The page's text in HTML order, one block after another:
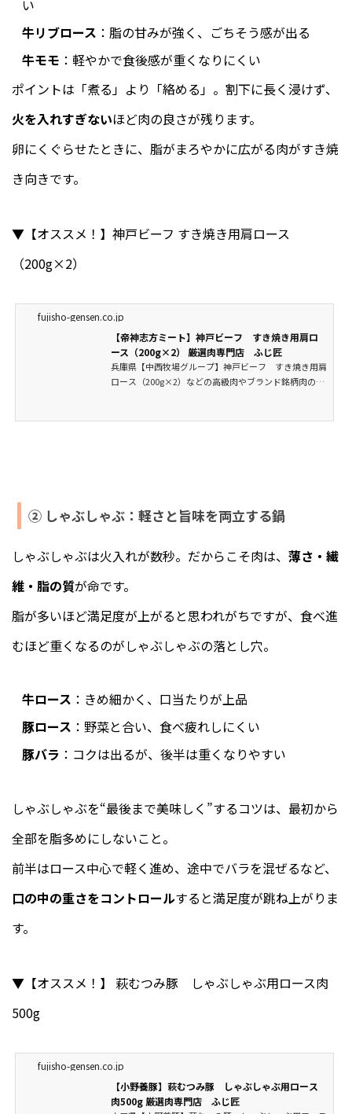
い
牛リブロース ：脂の甘みが強く、ごちそう感が出る
牛モモ ：軽やかで食後感が重くなりにくい
ポイントは「煮る」より「絡める」。割下に長く浸けず、
火を入れすぎないほど肉の良さが残ります。
卵にくぐらせたときに、脂がまろやかに広がる肉がすき焼
き向きです。
▼【オススメ！】神戸ビーフ すき焼き用肩ロース
（200g×2）
fujisho-gensen.co.jp
【帝神志方ミート】神戸ビーフ すき焼き用肩ロ
ース（200g×2） 厳選肉専門店 ふじ匠
兵庫県【中西牧場グループ】神戸ビーフ すき焼き用肩
ロース（200g×2）などの高級肉やブランド銘柄肉の通
② しゃぶしゃぶ：軽さと旨味を両立する鍋
しゃぶしゃぶは火入れが数秒。だからこそ肉は、 薄さ・繊
維・脂の質が命です。
脂が多いほど満足度が上がると思われがちですが、食べ進
むほど重くなるのがしゃぶしゃぶの落とし穴。
牛ロース ：きめ細かく、口当たりが上品
豚ロース ：野菜と合い、食べ疲れしにくい
豚バラ ：コクは出るが、後半は重くなりやすい
しゃぶしゃぶを“最後まで美味しく”するコツは、最初から
全部を脂多めにしないこと。
前半はロース中心で軽く進め、途中でバラを混ぜるなど、
口の中の重さをコントロールすると満足度が跳ね上がりま
す。
▼【オススメ！】 萩むつみ豚 しゃぶしゃぶ用ロース肉
500g
fujisho-gensen.co.jp
【小野養豚】萩むつみ豚 しゃぶしゃぶ用ロース
肉500g 厳選肉専門店 ふじ匠